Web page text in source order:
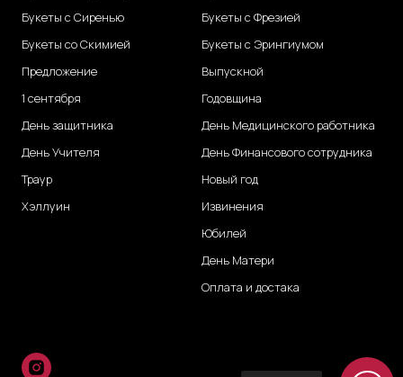
Букеты с Сиренью
Букеты со Скимией
Предложение
1 сентября
День защитника
День Учителя
Траур
Хэллуин
Букеты с Фрезией
Букеты с Эрингиумом
Выпускной
Годовщина
День Медицинского работника
День Финансового сотрудника
Новый год
Извинения
Юбилей
День Матери
Оплата и достака